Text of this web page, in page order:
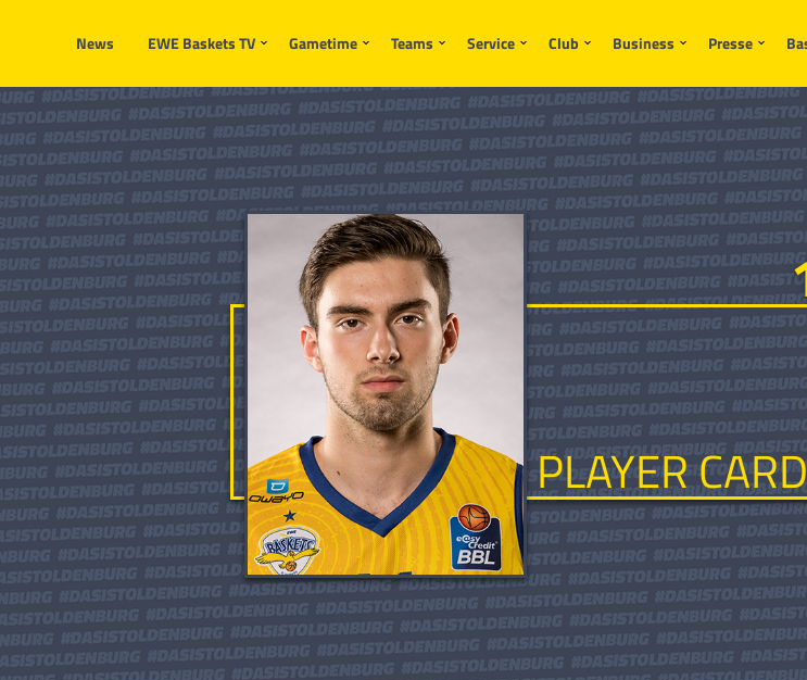
News EWE Baskets TV Gametime Teams Service Club Business Presse
PLAYER